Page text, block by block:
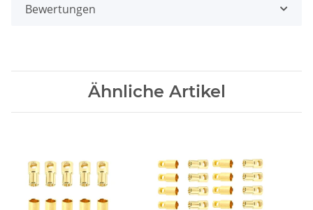
Bewertungen
Ähnliche Artikel